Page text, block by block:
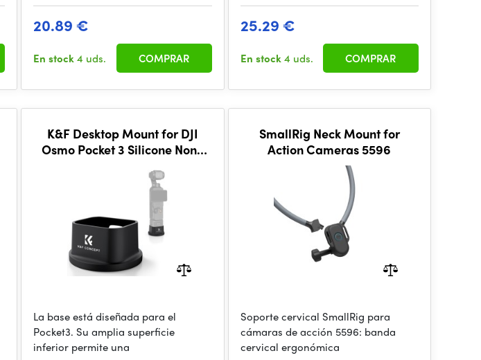
20.89 €
En stock4 uds. COMPRAR
25.29 €
En stock4 uds. COMPRAR
K&F Desktop Mount for DJI
Osmo Pocket 3 Silicone Non-
La base está diseñada para el
Pocket3. Su amplia superficie
inferior permite una
SmallRig Neck Mount for
Action Cameras 5596
Soporte cervical SmallRig para
cámaras de acción 5596: banda
cervical ergonómica